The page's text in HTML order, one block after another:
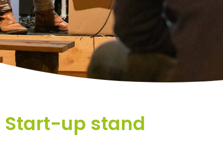
Start-up stand